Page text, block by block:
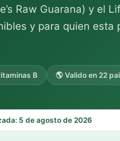
Raw Guarana) y el
y para quien esta
B 🌎 Valido en 22
5 de agosto de 2026